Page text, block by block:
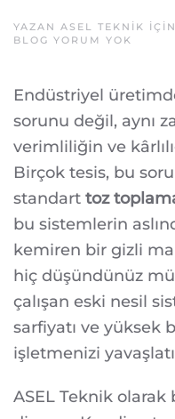
YAZAN ASEL TEKNIK
BLOG YORUM YOK
%35
SARF
MÜ?
Endüstriyel
sorunu değil, aynı
verimliliğin ve
Birçok tesis, bu
standart toz
bu sistemlerin
kemiren bir gizli
hiç düşündünüz
çalışan eski nesil
sarfiyatı ve yüksek
işletmenizi
ASEL Teknik olarak